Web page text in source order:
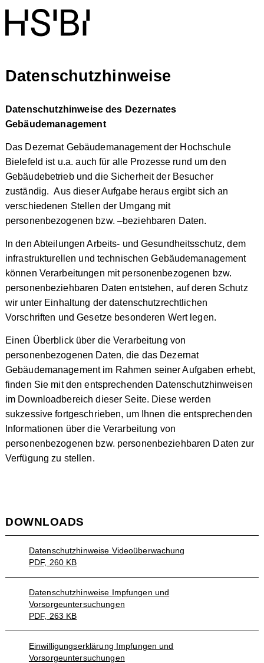
Datenschutzhinweise
Datenschutzhinweise des Dezernates
Gebäudemanagement
Das Dezernat Gebäudemanagement der Hochschule
Bielefeld ist u.a. auch für alle Prozesse rund um den
Gebäudebetrieb und die Sicherheit der Besucher
zuständig. Aus dieser Aufgabe heraus ergibt sich an
verschiedenen Stellen der Umgang mit
personenbezogenen bzw. –beziehbaren Daten.
In den Abteilungen Arbeits- und Gesundheitsschutz, dem
infrastrukturellen und technischen Gebäudemanagement
können Verarbeitungen mit personenbezogenen bzw.
personenbeziehbaren Daten entstehen, auf deren Schutz
wir unter Einhaltung der datenschutzrechtlichen
Vorschriften und Gesetze besonderen Wert legen.
Einen Überblick über die Verarbeitung von
personenbezogenen Daten, die das Dezernat
Gebäudemanagement im Rahmen seiner Aufgaben erhebt,
finden Sie mit den entsprechenden Datenschutzhinweisen
im Downloadbereich dieser Seite. Diese werden
sukzessive fortgeschrieben, um Ihnen die entsprechenden
Informationen über die Verarbeitung von
personenbezogenen bzw. personenbeziehbaren Daten zur
Verfügung zu stellen.
DOWNLOADS
Datenschutzhinweise Videoüberwachung
PDF, 260 KB
Datenschutzhinweise Impfungen und
Vorsorgeuntersuchungen
PDF, 263 KB
Einwilligungserklärung Impfungen und
Vorsorgeuntersuchungen